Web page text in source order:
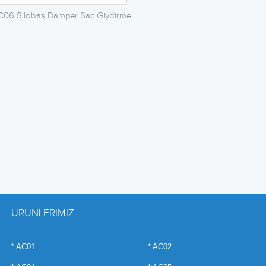
Silobas Damper Sac Giydirme
ÜRÜNLERİMİZ
* AC01 * AC02